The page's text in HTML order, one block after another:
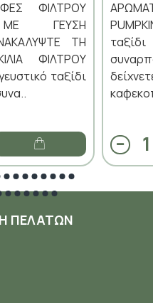
ΦΙΛΤΡΟΥ
ΜΕ ΓΕΥΣΗ
ΤΗ
ΦΙΛΤΡΟΥ
ταξίδι
ΠΕΛΑΤΏΝ